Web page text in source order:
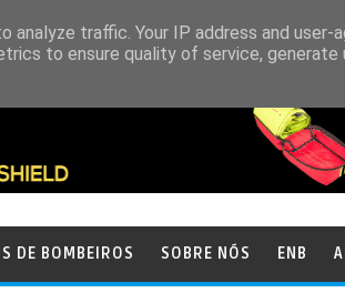
DE BOMBEIROS SOBRE NÓS ENB
traffic. Your IP address and user-
to ensure quality of service, generate